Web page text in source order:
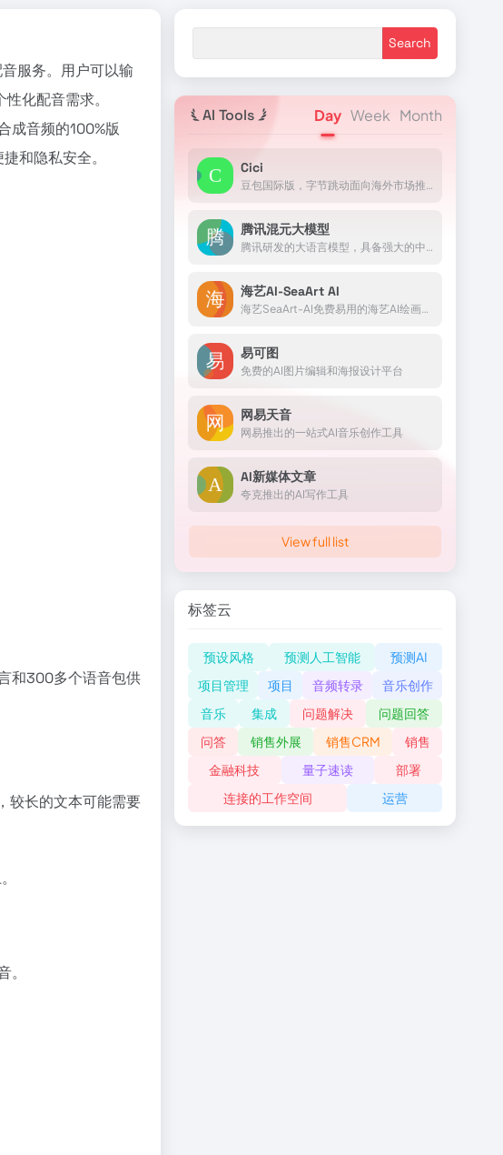
服务。用户可以输
化配音需求。
成音频的100%版
和隐私安全。
和300多个语音包供
较长的文本可能需要
AI Tools Day Week Month
Cici
豆包国际版，字节跳动面向海外市场推出的AI助手
腾讯混元大模型
腾讯研发的大语言模型，具备强大的中文创作能力，复杂语境下的逻辑推理能力，以及可靠的任务执行能力
海艺AI-SeaArt AI
海艺SeaArt-AI免费易用的海艺AI绘画工具，一个高效易用的AIGC绘图工具：SeaArt让你无需专业技能，短时间内成为艺术家。借助强大的渲染引擎和个性化混合推荐系统，高质量创作触手可...
易可图
免费的AI图片编辑和海报设计平台
网易天音
网易推出的一站式AI音乐创作工具
AI新媒体文章
夸克推出的AI写作工具
View full list
标签云
预设风格 预测人工智能
预测AI
项目管理
项目 音频转录
音乐创作
音乐
集成 问题解决
问题回答
问答
销售外展 销售CRM
销售
金融科技
量子速读
部署
连接的工作空间
运营